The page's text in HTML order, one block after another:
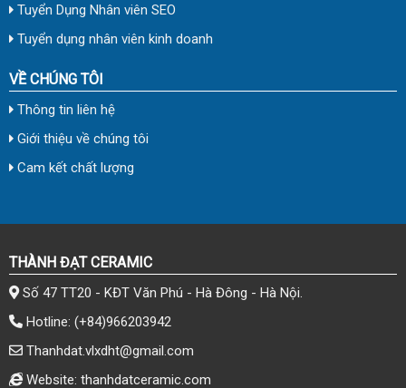
Tuyển Dụng Nhân viên SEO
Tuyển dụng nhân viên kinh doanh
VỀ CHÚNG TÔI
Thông tin liên hệ
Giới thiệu về chúng tôi
Cam kết chất lượng
THÀNH ĐẠT CERAMIC
Số 47 TT20 - KĐT Văn Phú - Hà Đông - Hà Nội.
Hotline: (+84)966203942
Thanhdat.vlxdht@gmail.com
Website: thanhdatceramic.com